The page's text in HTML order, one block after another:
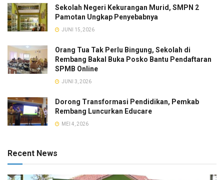
Sekolah Negeri Kekurangan Murid, SMPN 2
Pamotan Ungkap Penyebabnya
JUNI 15, 2026
Orang Tua Tak Perlu Bingung, Sekolah di
Rembang Bakal Buka Posko Bantu Pendaftaran
SPMB Online
JUNI 3, 2026
Dorong Transformasi Pendidikan, Pemkab
Rembang Luncurkan Educare
MEI 4, 2026
Recent News